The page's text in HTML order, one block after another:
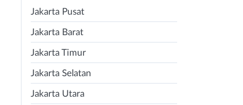
Jakarta Pusat
Jakarta Barat
Jakarta Timur
Jakarta Selatan
Jakarta Utara